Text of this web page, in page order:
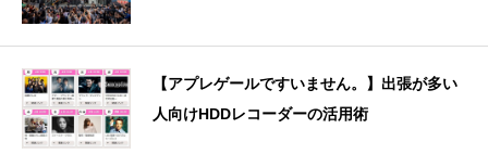
【アプレゲールですいません。】出張が多い
人向けHDDレコーダーの活用術